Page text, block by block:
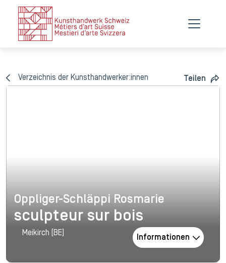
Verzeichnis der Kunsthandwerker:innen Teilen
Oppliger-Schläppi Rosmarie
Oppliger-Schläppi Rosmarie
sculpteur sur bois
Meikirch (BE)
Informationen